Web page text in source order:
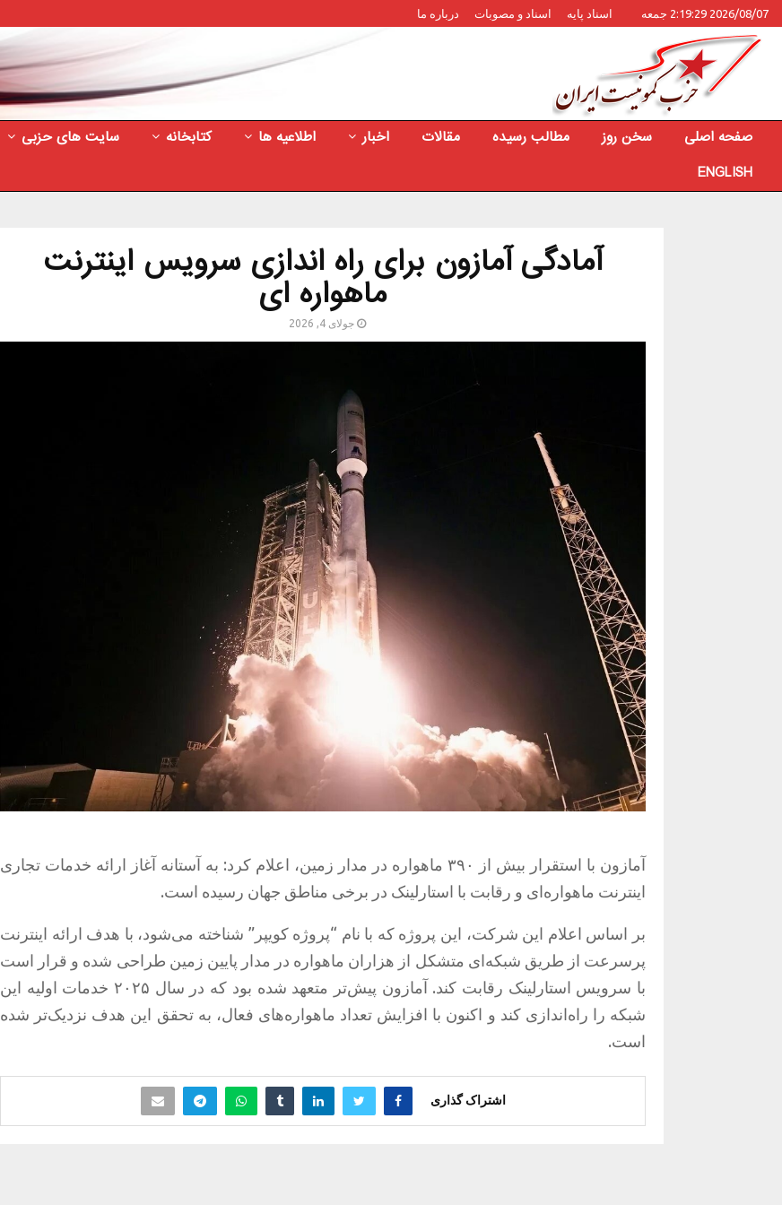
2026/08/07 2:19:29 جمعه اسناد پایه اسناد و مصوبات درباره ما
صفحه اصلی سخن روز مطالب رسیده مقالات اخبار اطلاعیه ها کتابخانه سایت های حزبی
ENGLISH
آمادگی آمازون برای راه اندازی سرویس اینترنت
ماهواره ای
جولای 4, 2026
آمازون با استقرار بیش از ۳۹۰ ماهواره در مدار زمین، اعلام کرد: به آستانه آغاز ارائه خدمات تجاری
اینترنت ماهواره‌ای و رقابت با استارلینک در برخی مناطق جهان رسیده است.
بر اساس اعلام این شرکت، این پروژه که با نام “پروژه کویپر” شناخته می‌شود، با هدف ارائه اینترنت
پرسرعت از طریق شبکه‌ای متشکل از هزاران ماهواره در مدار پایین زمین طراحی شده و قرار است
با سرویس استارلینک رقابت کند. آمازون پیش‌تر متعهد شده بود که در سال ۲۰۲۵ خدمات اولیه این
شبکه را راه‌اندازی کند و اکنون با افزایش تعداد ماهواره‌های فعال، به تحقق این هدف نزدیک‌تر شده
است.
اشتراک گذاری